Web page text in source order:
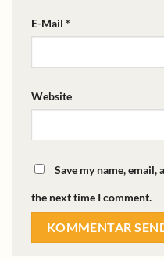
E-Mail *
Website
Save my name,
the next time I comment.